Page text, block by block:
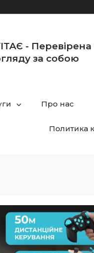
-
за собою
Про нас
Политика